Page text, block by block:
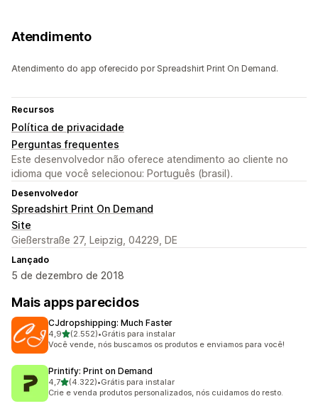
Atendimento
Atendimento do app oferecido por Spreadshirt Print On Demand.
Recursos
Política de privacidade
Perguntas frequentes
Este desenvolvedor não oferece atendimento ao cliente no
idioma que você selecionou: Português (brasil).
Desenvolvedor
Spreadshirt Print On Demand
Site
Gießerstraße 27, Leipzig, 04229, DE
Lançado
5 de dezembro de 2018
Mais apps parecidos
CJdropshipping: Much Faster
4,9de 5 estrelas
(2.552)
2552 avaliações ao todo
•Grátis para instalar
Você vende, nós buscamos os produtos e enviamos para você!
Printify: Print on Demand
4,7de 5 estrelas
(4.322)
4322 avaliações ao todo
•Grátis para instalar
Crie e venda produtos personalizados, nós cuidamos do resto.